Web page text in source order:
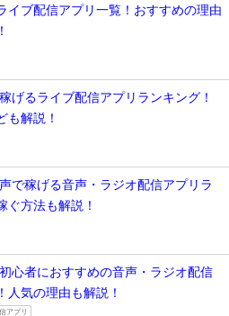
イブ配信アプリ一覧！おすすめの理由
げるライブ配信アプリランキング！
も解説！
で稼げる音声・ラジオ配信アプリラ
ぐ方法も解説！
初心者におすすめの音声・ラジオ配信
人気の理由も解説！
アプリ